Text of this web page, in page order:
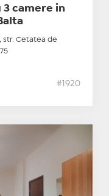
3 camere in
str. Cetatea de
#1920